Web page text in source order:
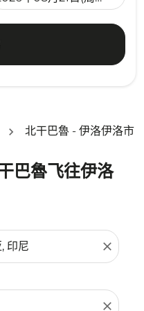
北干巴魯 - 伊洛伊洛市
巴魯飞往伊洛
close
close
请调整您的筛选条件。